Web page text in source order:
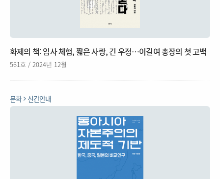
화제의 책: 임사 체험, 짧은 사랑, 긴 우정…이길여 총장의 첫 고백
561호 / 2024년 12월
문화 신간안내